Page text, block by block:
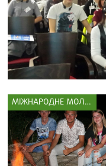
МІЖНАРОДНЕ МОЛОДІЖНЕ СПОРТИВНЕ ПАРТНЕРСТВО